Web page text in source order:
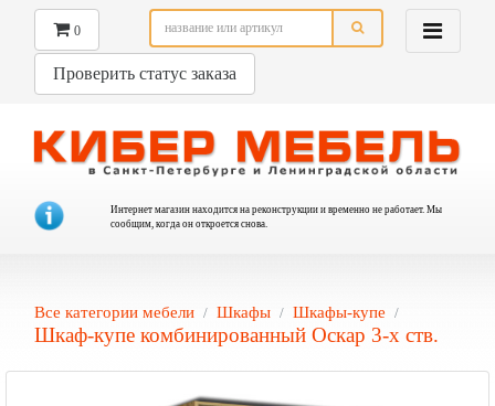
0
Проверить статус заказа
Интернет магазин находится на реконструкции и временно не работает. Мы
сообщим, когда он откроется снова.
Все категории мебели Шкафы Шкафы-купе
Шкаф-купе комбинированный Оскар 3-х ств.